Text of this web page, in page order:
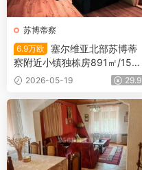
苏博蒂察
6.9万欧
塞尔维亚北部苏博蒂
察附近小镇独栋房891㎡/153
㎡/6.9万欧
2026-05-19 29.9